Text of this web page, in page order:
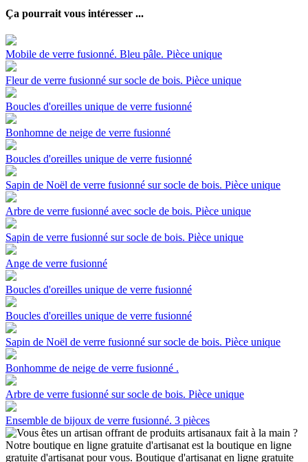
Ça pourrait vous intéresser ...
Mobile de verre fusionné. Bleu pâle. Pièce unique
Fleur de verre fusionné sur socle de bois. Pièce unique
Boucles d'oreilles unique de verre fusionné
Bonhomne de neige de verre fusionné
Boucles d'oreilles unique de verre fusionné
Sapin de Noël de verre fusionné sur socle de bois. Pièce unique
Arbre de verre fusionné avec socle de bois. Pièce unique
Sapin de verre fusionné sur socle de bois. Pièce unique
Ange de verre fusionné
Boucles d'oreilles unique de verre fusionné
Boucles d'oreilles unique de verre fusionné
Sapin de Noël de verre fusionné sur socle de bois. Pièce unique
Bonhomme de neige de verre fusionné .
Arbre de verre fusionné sur socle de bois. Pièce unique
Ensemble de bijoux de verre fusionné. 3 pièces